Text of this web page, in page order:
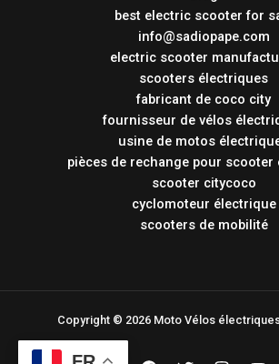
best electric scooter for
info@sadiopape.com
electric scooter
scooters électriques
fabricant de coco city
fournisseur de vélos
usine de motos
pièces de rechange pour scooter
scooter citycoco
cyclomoteur électrique
scooters de mobilité
Copyright © 2026 Moto Vélos